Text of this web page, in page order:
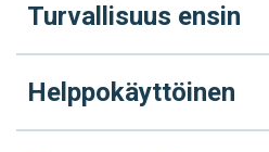
Turvallisuus ensin
Helppokäyttöinen